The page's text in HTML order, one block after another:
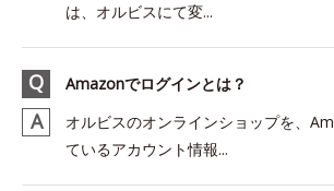
は、オルビスにて変...
Amazonでログインとは？
オルビスのオンラインショップを、
ているアカウント情報...